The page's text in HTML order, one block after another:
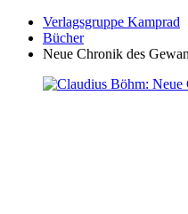
Verlagsgruppe Kamprad
Bücher
Neue Chronik des